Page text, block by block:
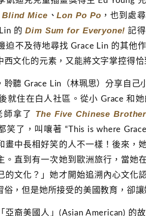
Blind Mice 、Lon Po Po ，也到處
的Dim Sum for Everyone! 記
迫不及待地尋找 Grace Lin 的其他
文化的元素，又能將文字掌控得恰
聆聽 Grace Lin（林珮思）分享自己
就住在白人社區。從小 Grace 和
師拿了 The Five Chinese
笑了，叫嚷著 “This is where
畫中長相好笑的人不一樣！後來，
。直到有一次她到歐洲旅行，當她
的文化？」她才開始追溯內心文化
，但是她所接受的美國教育，卻讓
亞裔美國人」(Asian American) 的